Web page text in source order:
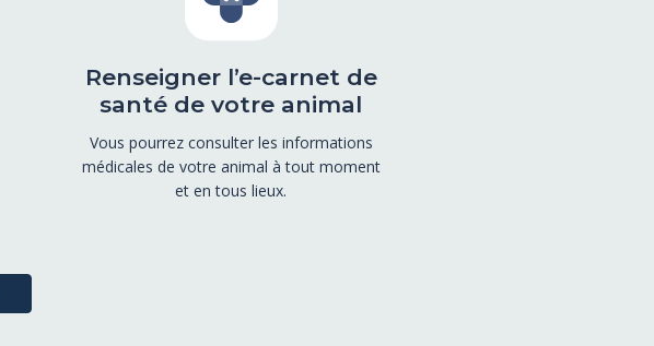
Renseigner l’e-carnet de
santé de votre animal
Vous pourrez consulter les informations
médicales de votre animal à tout moment
et en tous lieux.